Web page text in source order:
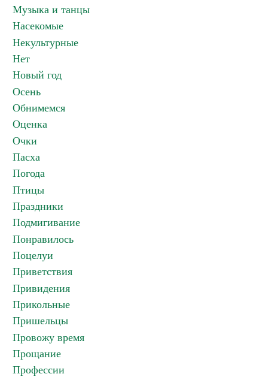
Музыка и танцы
Насекомые
Некультурные
Нет
Новый год
Осень
Обнимемся
Оценка
Очки
Пасха
Погода
Птицы
Праздники
Подмигивание
Понравилось
Поцелуи
Приветствия
Привидения
Прикольные
Пришельцы
Провожу время
Прощание
Профессии